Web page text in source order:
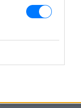
νεοπλουτισμό και